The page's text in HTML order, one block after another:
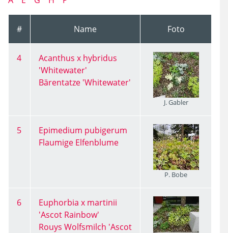
# Name Foto
4
Acanthus x hybridus
'Whitewater'
Bärentatze 'Whitewater'
J. Gabler
5
Epimedium pubigerum
Flaumige Elfenblume
P. Bobe
6
Euphorbia x martinii
'Ascot Rainbow'
Rouys Wolfsmilch 'Ascot